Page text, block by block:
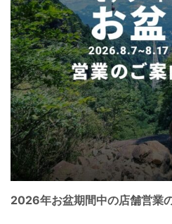
2026年お盆期間中の店舗営業